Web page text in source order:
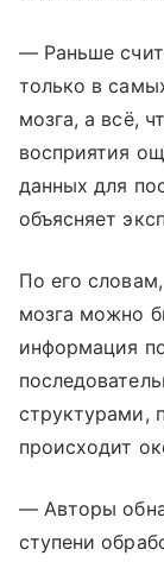
— Раньше
только в
мозга, а всё,
восприятия
данных для
объясняет
По его
мозга можно
информация
структурами,
происходит
— Авторы
ступени